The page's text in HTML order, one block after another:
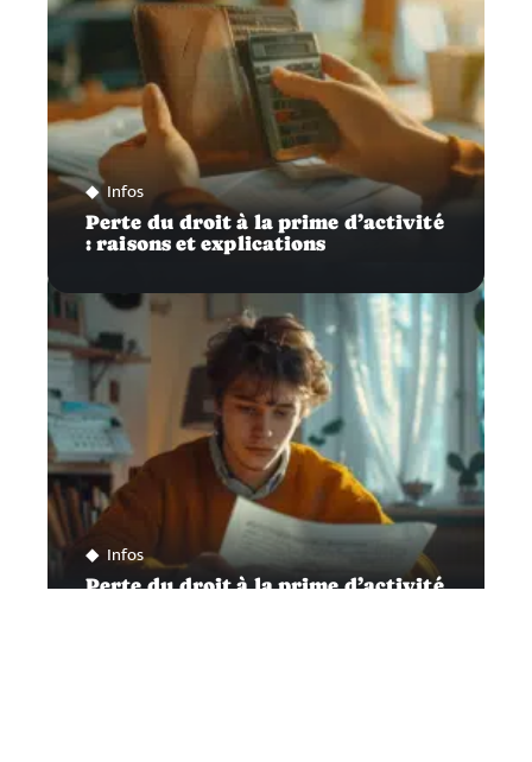
Infos
Perte du droit à la prime d’activité
: raisons et explications
Infos
Perte du droit à la prime d’activité